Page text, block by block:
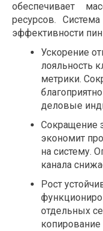
обеспечивает
ресурсов.
эффективности пин
Ускорение
лояльность
метрики.
деловые
Сокращение
экономит
на систему.
канала
Рост
отдельных
копирование